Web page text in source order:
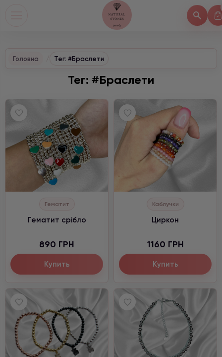
Головна Тег: #Браслети
Тег: #Браслети
Гематит
Гематит срібло
890 ГРН
Купить
Каблучки
Циркон
1160 ГРН
Купить